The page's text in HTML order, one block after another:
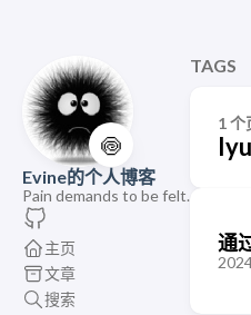
🍥
Evine的个人博客
Pain demands to be felt.
主页
文章
搜索
TAGS
1 个
通